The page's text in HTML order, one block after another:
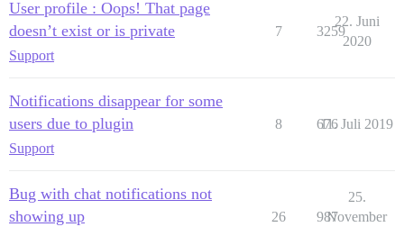
User profile : Oops! That page
doesn’t exist or is private
Support
7 3259
22. Juni
2020
Notifications disappear for some
users due to plugin
Support
8 676
11. Juli 2019
Bug with chat notifications not
showing up
26 987
25.
November